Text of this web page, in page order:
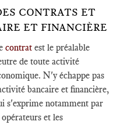
CONTRATS ET
ET FINANCIÈRE
contrat est le préalable
de toute activité
N'y échappe pas
bancaire et financière,
s'exprime notamment par
et les